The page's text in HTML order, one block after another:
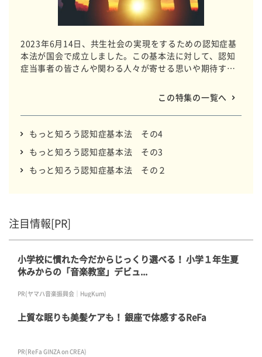
2023年6月14日、共生社会の実現をするための認知症基
本法が国会で成立しました。この基本法に対して、認知
症当事者の皆さんや関わる人々が寄せる思いや期待する
この特集の一覧へ
もっと知ろう認知症基本法 その4
もっと知ろう認知症基本法 その3
もっと知ろう認知症基本法 その２
注目情報[PR]
小学校に慣れた今だからじっくり選べる！ 小学１年生夏
休みからの「音楽教室」デビュ...
PR(ヤマハ音楽振興会｜HugKum)
上質な眠りも美髪ケアも！ 銀座で体感するReFa
PR(ReFa GINZA on CREA)